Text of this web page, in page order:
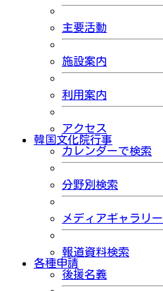
主要活動
施設案内
利用案内
アクセス
韓国文化院行事
カレンダーで検索
分野別検索
メディアギャラリー
報道資料検索
各種申請
後援名義